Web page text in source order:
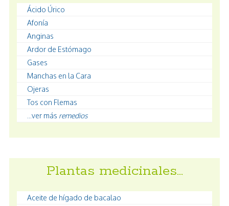
Ácido Úrico
Afonía
Anginas
Ardor de Estómago
Gases
Manchas en la Cara
Ojeras
Tos con Flemas
...ver más remedios
Plantas medicinales…
Aceite de hígado de bacalao